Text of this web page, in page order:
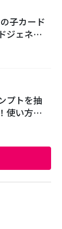
子カード
ジェネ…
プトを抽
使い方…